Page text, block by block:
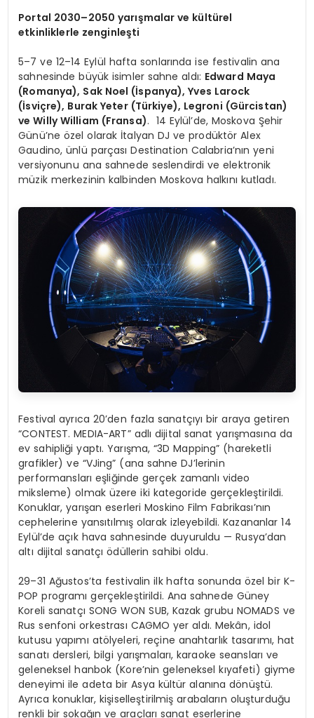
Portal 2030–2050 yarışmalar ve kültürel
etkinliklerle zenginleşti
5–7 ve 12–14 Eylül hafta sonlarında ise festivalin ana
sahnesinde büyük isimler sahne aldı: Edward Maya
(Romanya), Sak Noel (İspanya), Yves Larock
(İsviçre), Burak Yeter (Türkiye), Legroni (Gürcistan)
ve Willy William (Fransa). 14 Eylül’de, Moskova Şehir
Günü’ne özel olarak İtalyan DJ ve prodüktör Alex
Gaudino, ünlü parçası Destination Calabria’nın yeni
versiyonunu ana sahnede seslendirdi ve elektronik
müzik merkezinin kalbinden Moskova halkını kutladı.
Festival ayrıca 20’den fazla sanatçıyı bir araya getiren
“CONTEST. MEDIA-ART” adlı dijital sanat yarışmasına da
ev sahipliği yaptı. Yarışma, “3D Mapping” (hareketli
grafikler) ve “VJing” (ana sahne DJ’lerinin
performansları eşliğinde gerçek zamanlı video
miksleme) olmak üzere iki kategoride gerçekleştirildi.
Konuklar, yarışan eserleri Moskino Film Fabrikası’nın
cephelerine yansıtılmış olarak izleyebildi. Kazananlar 14
Eylül’de açık hava sahnesinde duyuruldu — Rusya’dan
altı dijital sanatçı ödüllerin sahibi oldu.
29–31 Ağustos’ta festivalin ilk hafta sonunda özel bir K-
POP programı gerçekleştirildi. Ana sahnede Güney
Koreli sanatçı SONG WON SUB, Kazak grubu NOMADS ve
Rus senfoni orkestrası CAGMO yer aldı. Mekân, idol
kutusu yapımı atölyeleri, reçine anahtarlık tasarımı, hat
sanatı dersleri, bilgi yarışmaları, karaoke seansları ve
geleneksel hanbok (Kore’nin geleneksel kıyafeti) giyme
deneyimi ile adeta bir Asya kültür alanına dönüştü.
Ayrıca konuklar, kişiselleştirilmiş arabaların oluşturduğu
renkli bir sokağın ve araçları sanat eserlerine